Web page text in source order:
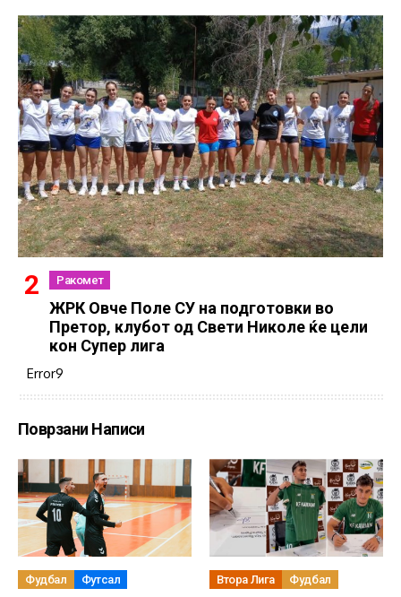
Ракомет
ЖРК Овче Поле СУ на подготовки во
Претор, клубот од Свети Николе ќе цели
кон Супер лига
Error9
Поврзани Написи
Фудбал Футсал Втора Лига Фудбал